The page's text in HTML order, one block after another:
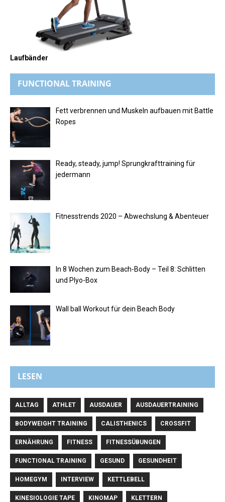
Laufbänder
FUNCTIONAL TRAINING
Fett verbrennen und Muskeln aufbauen mit Battle
Ropes
Ready, steady, jump! Sprungkrafttraining für
jedermann
Fitnesstrends 2020 – Abwechslung & Abenteuer
In 8 Wochen zum Beach-Body – Teil 8: Schlitten
und Plyo-Box
Wall ball Workout für dein Beach Body
LESEN
ALLTAG ATHLET AUSDAUER AUSDAUERTRAINING
BODYWEIGHT TRAINING CALISTHENICS CROSSFIT
ERNÄHRUNG FITNESS FITNESSÜBUNGEN
FUNCTIONAL TRAINING GESUND GESUNDHEIT
HOMEGYM INTERVIEW KETTLEBELL
KINESIOLOGIE TAPE KINOMAP KLETTERN